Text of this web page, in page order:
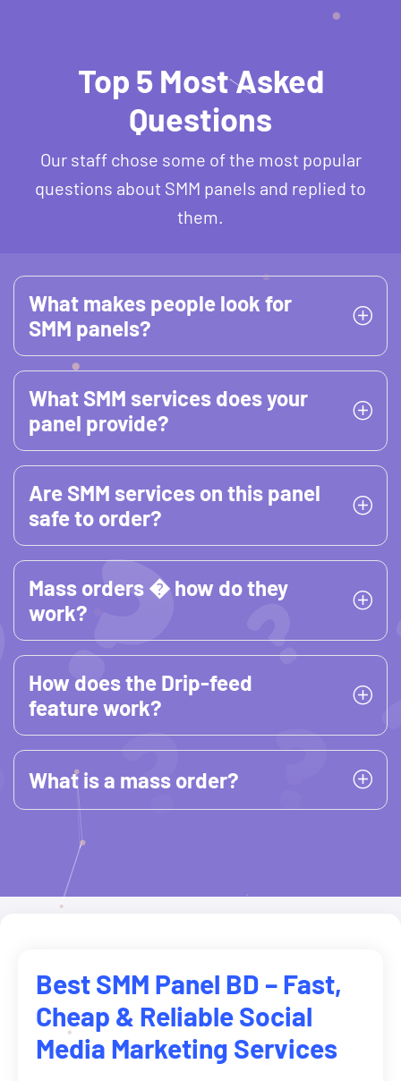
Top 5 Most Asked
Questions
Our staff chose some of the most popular
questions about SMM panels and replied to
them.
What makes people look for
SMM panels?
What SMM services does your
panel provide?
Are SMM services on this panel
safe to order?
Mass orders � how do they
work?
How does the Drip-feed
feature work?
What is a mass order?
Best SMM Panel BD – Fast,
Cheap & Reliable Social
Media Marketing Services